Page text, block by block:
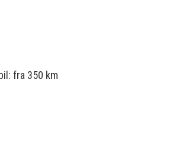
fra 350 km